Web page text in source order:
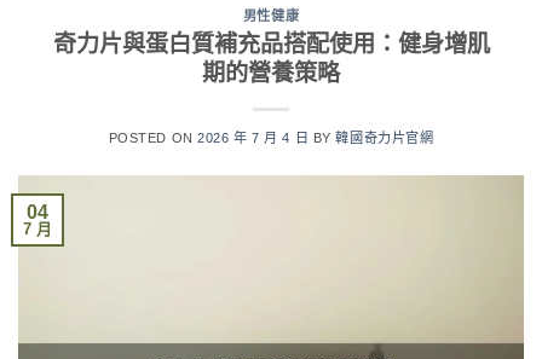
男性健康
奇力片與蛋白質補充品搭配使用：健身增肌
期的營養策略
POSTED ON2026 年 7 月 4 日 BY韓國奇力片官網
04
7 月